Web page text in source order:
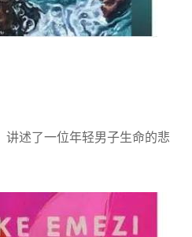
述了一位年轻男子生命的悲